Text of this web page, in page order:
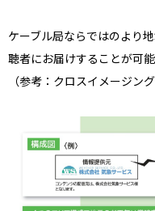
ケーブル局ならではのより
聴者にお届けすることが可能
（参考：クロスイメージング